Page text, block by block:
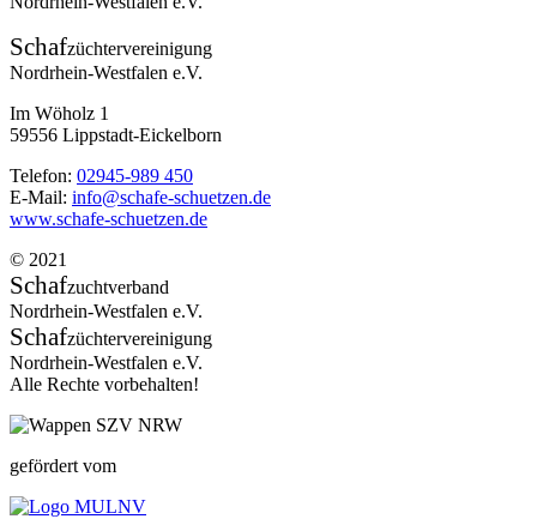
Schafzüchtervereinigung
Nordrhein-Westfalen e.V.
Im Wöholz 1
59556 Lippstadt-Eickelborn
Telefon: 02945-989 450
E-Mail: info@schafe-schuetzen.de
www.schafe-schuetzen.de
© 2021
Schafzuchtverband
Nordrhein-Westfalen e.V.
Schafzüchtervereinigung
Nordrhein-Westfalen e.V.
Alle Rechte vorbehalten!
gefördert vom